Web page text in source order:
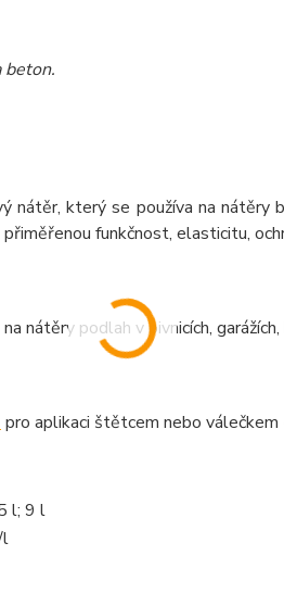
beton.
nátěr, který se používa na
funkčnost, elasticitu,
nátěry podlah v pivnicích,
pro aplikaci štětcem nebo válečkem
l; 9 l
l